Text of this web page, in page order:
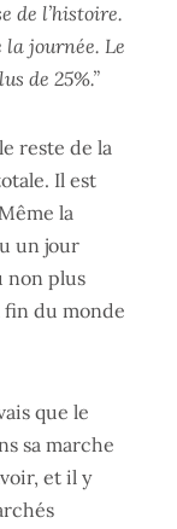
de l’histoire.
journée. Le
de 25%.”
reste de la
Il est
la
un jour
non plus
fin du monde
que le
sa marche
et il y